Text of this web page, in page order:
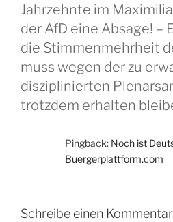
Jahrzehnte im
der AfD eine Absage! –
die Stimmenmehrheit
muss wegen der zu
disziplinierten
trotzdem erhalten
Pingback: Noch ist
Buergerplattform.com
Schreibe einen Kommentar